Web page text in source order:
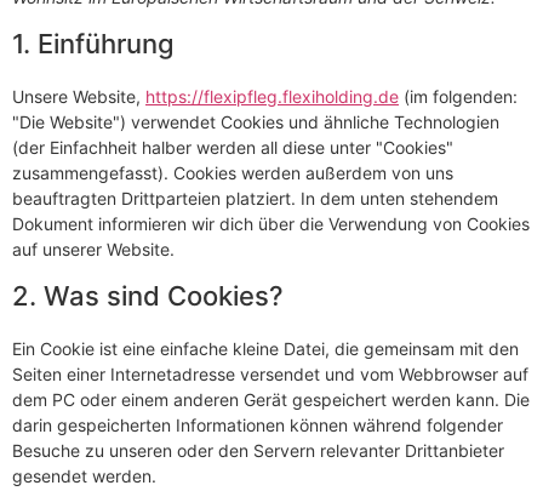
1. Einführung
Unsere Website, https://flexipfleg.flexiholding.de (im folgenden:
"Die Website") verwendet Cookies und ähnliche Technologien
(der Einfachheit halber werden all diese unter "Cookies"
zusammengefasst). Cookies werden außerdem von uns
beauftragten Drittparteien platziert. In dem unten stehendem
Dokument informieren wir dich über die Verwendung von Cookies
auf unserer Website.
2. Was sind Cookies?
Ein Cookie ist eine einfache kleine Datei, die gemeinsam mit den
Seiten einer Internetadresse versendet und vom Webbrowser auf
dem PC oder einem anderen Gerät gespeichert werden kann. Die
darin gespeicherten Informationen können während folgender
Besuche zu unseren oder den Servern relevanter Drittanbieter
gesendet werden.